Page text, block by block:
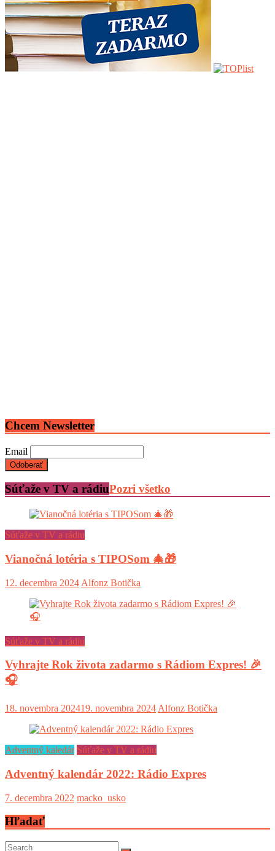
Chcem Newsletter
Email
Súťaže v TV a rádiuPozri všetko
Súťaže v TV a rádiu
Vianočná lotéria s TIPOSom 🎄🎁
12. decembra 2024 Alfonz Botička
Súťaže v TV a rádiu
Vyhrajte Rok života zadarmo s Rádiom Expres! 🎉
🎧
18. novembra 202419. novembra 2024 Alfonz Botička
Adventný kaledár Súťaže v TV a rádiu
Adventný kalendár 2022: Rádio Expres
7. decembra 2022 macko_usko
Hľadať